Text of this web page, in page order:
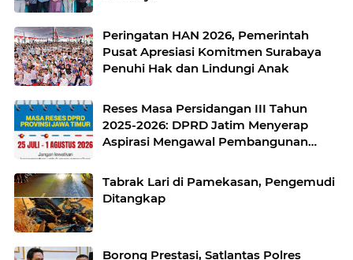
Peringatan HAN 2026, Pemerintah
Pusat Apresiasi Komitmen Surabaya
Penuhi Hak dan Lindungi Anak
Reses Masa Persidangan III Tahun
2025-2026: DPRD Jatim Menyerap
Aspirasi Mengawal Pembangunan
Tabrak Lari di Pamekasan, Pengemudi
Ditangkap
Borong Prestasi, Satlantas Polres